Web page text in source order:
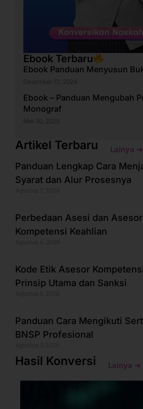
Ebook Terbaru
Ebook Panduan Menyusun
Desember 12, 2024
Ebook – Panduan Mengubah
Monograf
Mei 30, 2025
Artikel Terbaru Lainya ➜
Panduan Lengkap Cara
Syarat dan Alur Prosesnya
Perbedaan Asesi dan
Kompetensi Keahlian
Kode Etik Asesor
Prinsip Utama dan Sanksi
Panduan Cara Mengikuti
BNSP Profesional
Hasil Konversi Lainya ➜